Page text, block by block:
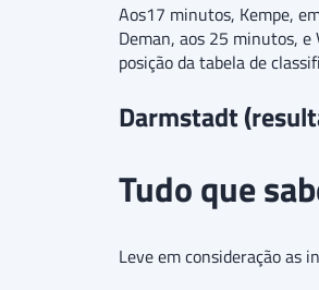
Aos17 minutos, Kempe,
Deman, aos 25 minutos,
posição da tabela de
Darmstadt
Tudo que
Leve em consideração as